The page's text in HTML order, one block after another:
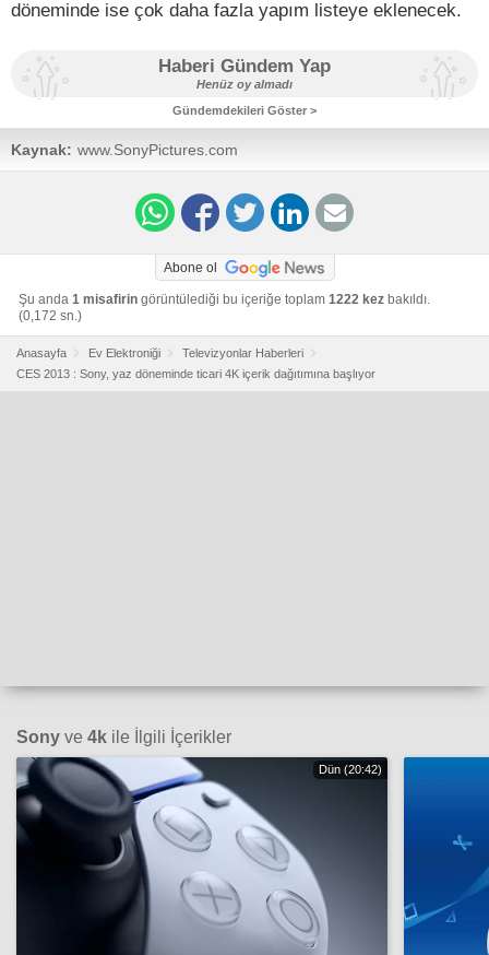
döneminde ise çok daha fazla yapım listeye eklenecek.
Haberi Gündem Yap
Henüz oy almadı
Gündemdekileri Göster >
Kaynak: www.SonyPictures.com
Abone ol
Şu anda 1 misafirin görüntülediği bu içeriğe toplam 1222 kez bakıldı.
(0,172 sn.)
Anasayfa Ev Elektroniği
Televizyonlar Haberleri
CES 2013 : Sony, yaz döneminde ticari 4K içerik dağıtımına başlıyor
Sony ve 4k ile İlgili İçerikler
Dün (20:42)